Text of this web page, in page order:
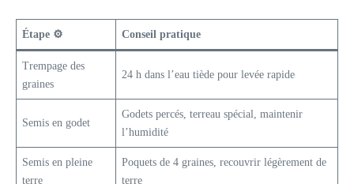
Étape ⚙️ Conseil pratique
Trempage des
graines
24 h dans l’eau tiède pour levée rapide
Semis en godet
Godets percés, terreau spécial, maintenir
l’humidité
Semis en pleine
terre
Poquets de 4 graines, recouvrir légèrement de
terre